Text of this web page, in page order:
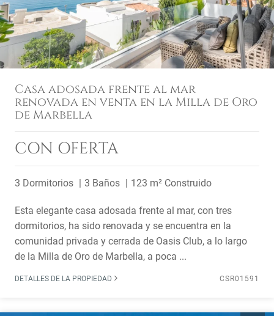
Casa adosada frente al mar
renovada en venta en la Milla de Oro
de Marbella
CON OFERTA
3 Dormitorios 3 Baños 123 m² Construido
Esta elegante casa adosada frente al mar, con tres
dormitorios, ha sido renovada y se encuentra en la
comunidad privada y cerrada de Oasis Club, a lo largo
de la Milla de Oro de Marbella, a poca ...
DETALLES DE LA PROPIEDAD CSR01591